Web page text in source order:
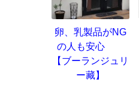
卵、乳製品がNG
の人も安心
【ブーランジュリ
ー藏】